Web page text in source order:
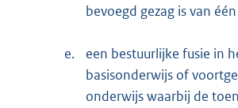
bevoegd gezag is van
e.
een bestuurlijke fusie in
basisonderwijs of
onderwijs waarbij de